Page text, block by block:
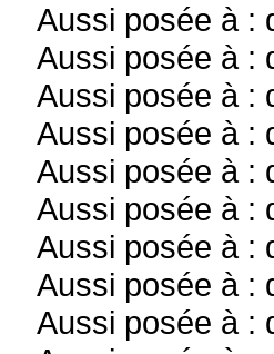
Aussi posée à :
Aussi posée à :
Aussi posée à :
Aussi posée à :
Aussi posée à :
Aussi posée à :
Aussi posée à :
Aussi posée à :
Aussi posée à :